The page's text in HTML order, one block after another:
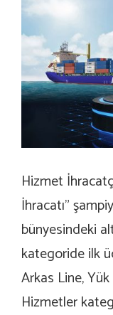
Hizmet
İhracatı”
bünyesindeki
kategoride ilk
Arkas Line, Yük
Hizmetler